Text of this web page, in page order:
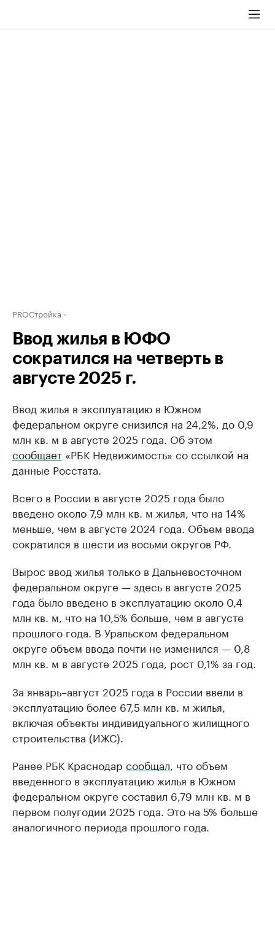
PROСтройка
Ввод жилья в ЮФО
сократился на четверть в
августе 2025 г.
Ввод жилья в эксплуатацию в Южном
федеральном округе снизился на 24,2%, до 0,9
млн кв. м в августе 2025 года. Об этом
сообщает «РБК Недвижимость» со ссылкой на
данные Росстата.
Всего в России в августе 2025 года было
введено около 7,9 млн кв. м жилья, что на 14%
меньше, чем в августе 2024 года. Объем ввода
сократился в шести из восьми округов РФ.
Вырос ввод жилья только в Дальневосточном
федеральном округе — здесь в августе 2025
года было введено в эксплуатацию около 0,4
млн кв. м, что на 10,5% больше, чем в августе
прошлого года. В Уральском федеральном
округе объем ввода почти не изменился — 0,8
млн кв. м в августе 2025 года, рост 0,1% за год.
За январь–август 2025 года в России ввели в
эксплуатацию более 67,5 млн кв. м жилья,
включая объекты индивидуального жилищного
строительства (ИЖС).
Ранее РБК Краснодар сообщал , что объем
введенного в эксплуатацию жилья в Южном
федеральном округе составил 6,79 млн кв. м в
первом полугодии 2025 года. Это на 5% больше
аналогичного периода прошлого года.